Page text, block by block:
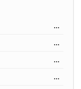
...
...
...
...